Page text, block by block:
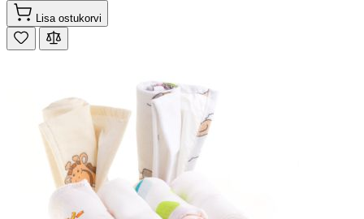
Lisa ostukorvi